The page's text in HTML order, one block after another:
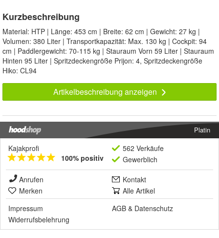
Kurzbeschreibung
Material: HTP | Länge: 453 cm | Breite: 62 cm | Gewicht: 27 kg |
Volumen: 380 Liter | Transportkapazität: Max. 130 kg | Cockpit: 94
cm | Paddlergewicht: 70-115 kg | Stauraum Vorn 59 Liter | Stauraum
Hinten 95 Liter | Spritzdeckengröße Prijon: 4, Spritzdeckengröße
Hiko: CL94
Artikelbeschreibung anzeigen
Platin
Kajakprofi
100% positiv
562 Verkäufe
Gewerblich
Anrufen
Kontakt
Merken
Alle Artikel
Impressum
AGB & Datenschutz
Widerrufsbelehrung